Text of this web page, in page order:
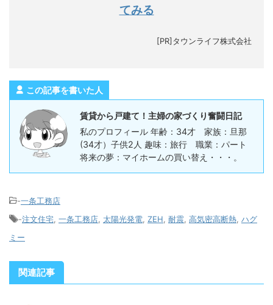
てみる
[PR]タウンライフ株式会社
この記事を書いた人
賃貸から戸建て！主婦の家づくり奮闘日記
私のプロフィール 年齢：34才 家族：旦那
(34才）子供2人 趣味：旅行 職業：パート
将来の夢：マイホームの買い替え・・・。
-一条工務店
-注文住宅, 一条工務店, 太陽光発電, ZEH, 耐震, 高気密高断熱, ハグ
ミー
関連記事